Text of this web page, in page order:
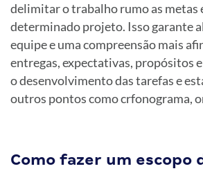
delimitar o trabalho rumo as metas
determinado projeto. Isso garante
equipe e uma compreensão mais
entregas, expectativas, propósitos
o desenvolvimento das tarefas e
outros pontos como crfonograma,
Como fazer um escopo